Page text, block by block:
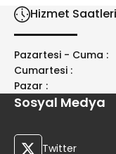
Hizmet
Pazartesi - Cuma :
Cumartesi :
Pazar :
Sosyal Medya
Twitter